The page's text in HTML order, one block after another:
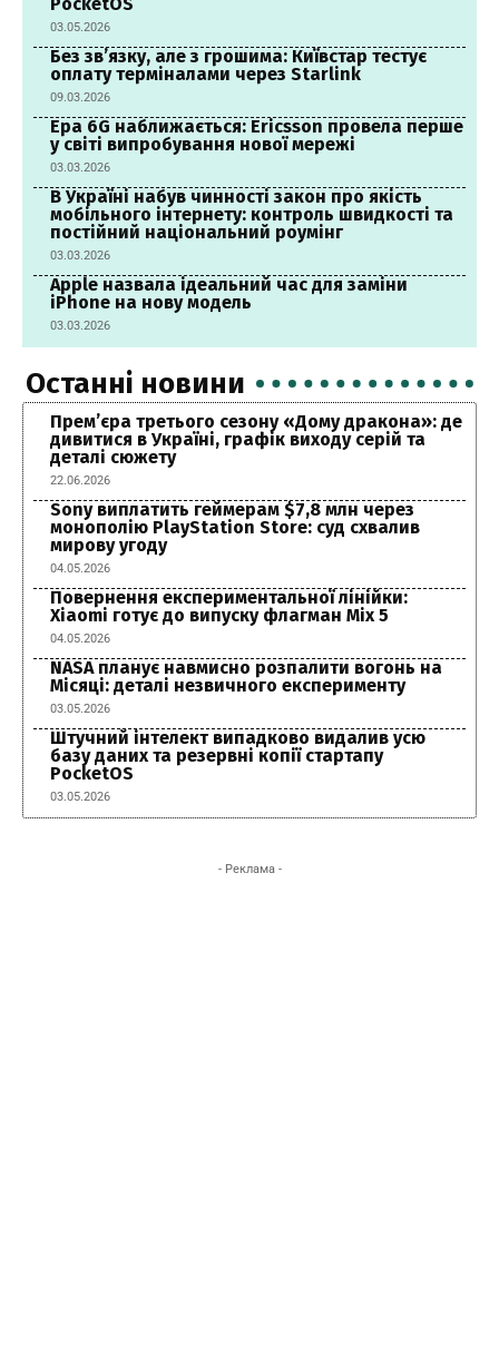
03.05.2026
Без зв’язку, але з грошима: Київстар тестує
оплату терміналами через Starlink
09.03.2026
Ера 6G наближається: Ericsson провела перше
у світі випробування нової мережі
03.03.2026
В Україні набув чинності закон про якість
мобільного інтернету: контроль швидкості та
постійний національний роумінг
03.03.2026
Apple назвала ідеальний час для заміни
iPhone на нову модель
03.03.2026
Останні новини
Прем’єра третього сезону «Дому дракона»: де
дивитися в Україні, графік виходу серій та
деталі сюжету
22.06.2026
Sony виплатить геймерам $7,8 млн через
монополію PlayStation Store: суд схвалив
мирову угоду
04.05.2026
Повернення експериментальної лінійки:
Xiaomi готує до випуску флагман Mix 5
04.05.2026
NASA планує навмисно розпалити вогонь на
Місяці: деталі незвичного експерименту
03.05.2026
Штучний інтелект випадково видалив усю
базу даних та резервні копії стартапу
PocketOS
03.05.2026
- Реклама -